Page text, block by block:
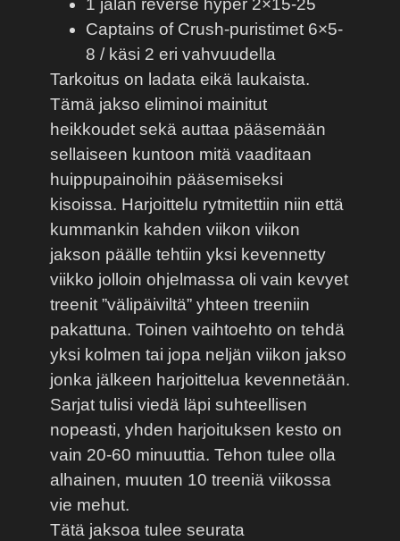
1 jalan reverse hyper 2×15-25
Captains of Crush-puristimet 6×5-
8 / käsi 2 eri vahvuudella
Tarkoitus on ladata eikä laukaista.
Tämä jakso eliminoi mainitut
heikkoudet sekä auttaa pääsemään
sellaiseen kuntoon mitä vaaditaan
huippupainoihin pääsemiseksi
kisoissa. Harjoittelu rytmitettiin niin että
kummankin kahden viikon viikon
jakson päälle tehtiin yksi kevennetty
viikko jolloin ohjelmassa oli vain kevyet
treenit ”välipäiviltä” yhteen treeniin
pakattuna. Toinen vaihtoehto on tehdä
yksi kolmen tai jopa neljän viikon jakso
jonka jälkeen harjoittelua kevennetään.
Sarjat tulisi viedä läpi suhteellisen
nopeasti, yhden harjoituksen kesto on
vain 20-60 minuuttia. Tehon tulee olla
alhainen, muuten 10 treeniä viikossa
vie mehut.
Tätä jaksoa tulee seurata